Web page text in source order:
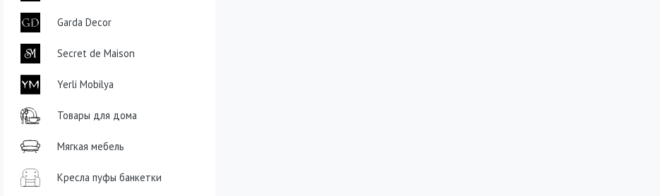
Garda Decor
Secret de Maison
Yerli Mobilya
Товары для дома
Мягкая мебель
Кресла пуфы банкетки